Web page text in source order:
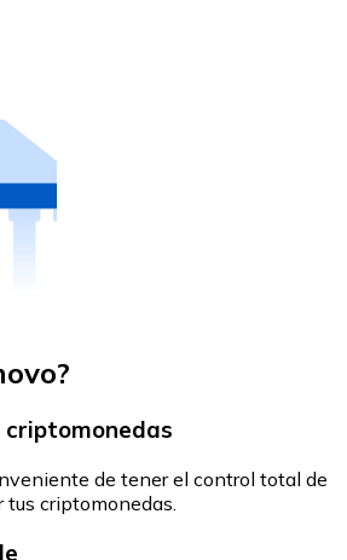
de tener el control total de
criptomonedas.